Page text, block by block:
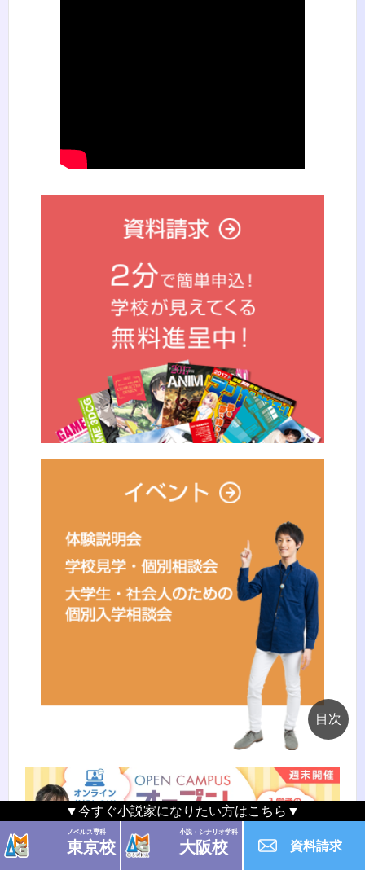
▼今すぐ小説家になりたい方はこちら▼
ノベルス専科
東京校
小説・シナリオ学科
大阪校 資料請求